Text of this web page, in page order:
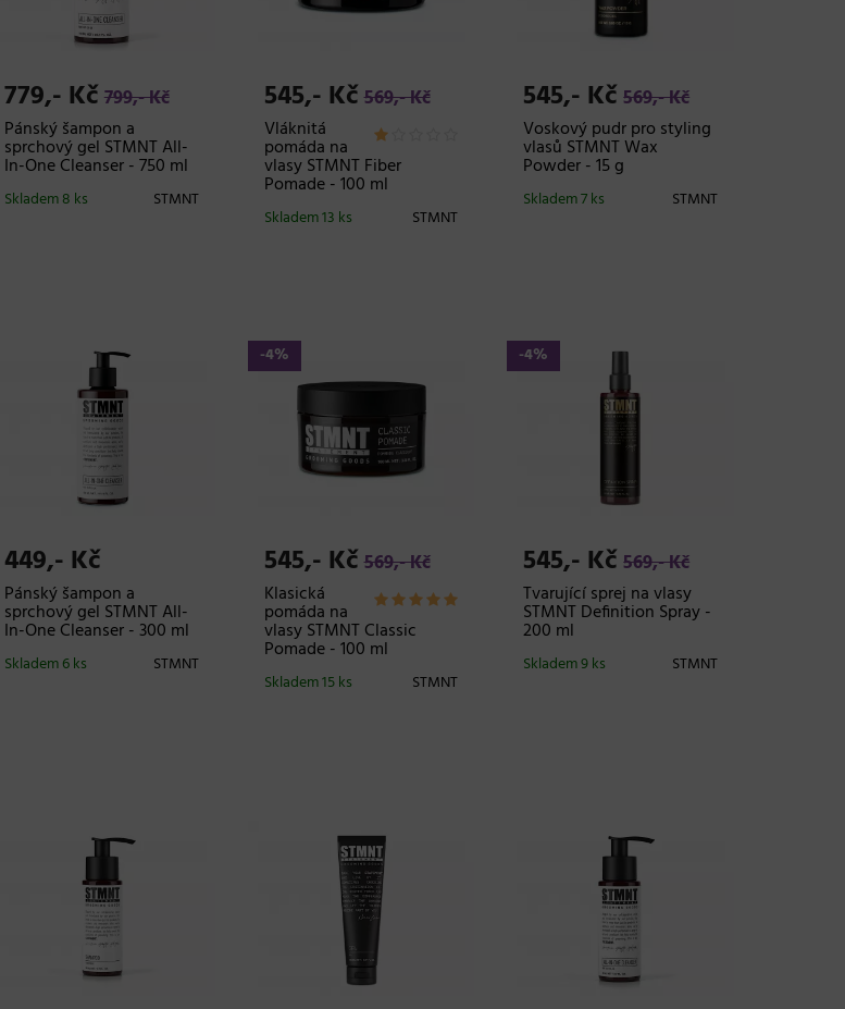
779,- Kč 799,- Kč
Pánský šampon a
sprchový gel STMNT All-
In-One Cleanser - 750 ml
STMNT
Skladem 8 ks
545,- Kč569,- Kč
Vláknitá
pomáda na
vlasy STMNT Fiber
Pomade - 100 ml
STMNT
Skladem 13 ks
545,- Kč569,- Kč
Voskový pudr pro styling
vlasů STMNT Wax
Powder - 15 g
STMNT
Skladem 7 ks
449,- Kč
Pánský šampon a
sprchový gel STMNT All-
In-One Cleanser - 300 ml
STMNT
Skladem 6 ks
-4%
545,- Kč569,- Kč
Klasická
pomáda na
vlasy STMNT Classic
Pomade - 100 ml
STMNT
Skladem 15 ks
-4%
545,- Kč569,- Kč
Tvarující sprej na vlasy
STMNT Definition Spray -
200 ml
STMNT
Skladem 9 ks